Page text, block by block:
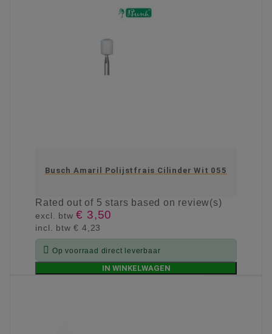
Busch Amaril Polijstfrais Cilinder Wit 055
Ratedout of 5 stars based on review(s)
excl. btw€ 3,50
incl. btw€ 4,23
 Op voorraad direct leverbaar
IN WINKELWAGEN